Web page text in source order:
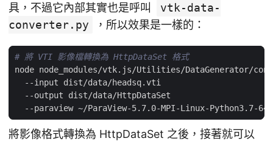
具，不過它內部其實也是呼叫
vtk-data-
converter.py
，所以效果是一樣的：
# 將 VTI 影像檔轉換為 HttpDataSet 格式
將影像格式轉換為 HttpDataSet 之後，接著就可以